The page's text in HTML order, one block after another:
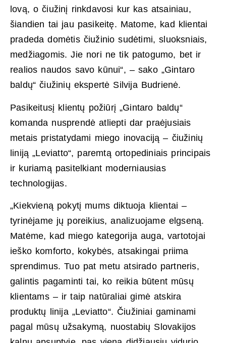
lovą, o čiužinį rinkdavosi kur kas atsainiau,
šiandien tai jau pasikeitę. Matome, kad klientai
pradeda domėtis čiužinio sudėtimi, sluoksniais,
medžiagomis. Jie nori ne tik patogumo, bet ir
realios naudos savo kūnui“, – sako „Gintaro
baldų“ čiužinių ekspertė Silvija Budrienė.
Pasikeitusį klientų požiūrį „Gintaro baldų“
komanda nusprendė atliepti dar praėjusiais
metais pristatydami miego inovaciją – čiužinių
liniją „Leviatto“, paremtą ortopediniais principais
ir kuriamą pasitelkiant moderniausias
technologijas.
„Kiekvieną pokytį mums diktuoja klientai –
tyrinėjame jų poreikius, analizuojame elgseną.
Matėme, kad miego kategorija auga, vartotojai
ieško komforto, kokybės, atsakingai priima
sprendimus. Tuo pat metu atsirado partneris,
galintis pagaminti tai, ko reikia būtent mūsų
klientams – ir taip natūraliai gimė atskira
produktų linija „Leviatto“. Čiužiniai gaminami
pagal mūsų užsakymą, nuostabių Slovakijos